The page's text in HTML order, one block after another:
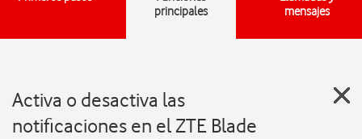
principales
mensajes
Activa o desactiva las
notificaciones en el ZTE Blade